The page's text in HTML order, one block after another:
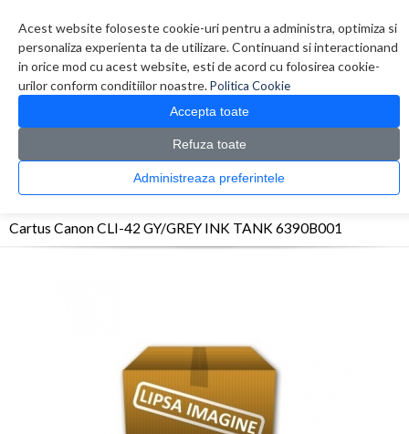
Acest website foloseste cookie-uri pentru a administra, optimiza si
personaliza experienta ta de utilizare. Continuand si interactionand
in orice mod cu acest website, esti de acord cu folosirea cookie-
urilor conform conditiilor noastre.Politica Cookie
Accepta toate
Refuza toate
Administreaza preferintele
0 produs(e)
CATALOG PRODUSE
Consumabile originale > Inkjet > Cartus Canon CLI-42 GY/GREY INK
Cartus Canon CLI-42 GY/GREY INK TANK 6390B001